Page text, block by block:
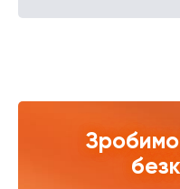
Зробимо